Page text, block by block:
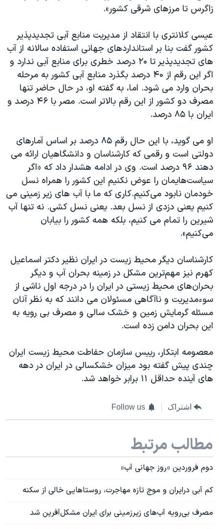
زاگرس تا مرزهای شرقی کشور».
عیسی کلانتری با انتقاد از مدیریت منابع آبی تجدیدپذیر
کشور گفت بنا بر استانداردهای جهانی استفاده سالانه از آب
های تجدیدپذیر تا ۲۰ درصد خطری برای منابع آبی ندارد و
اگر این رقم از ۴۰ درصد بگذرد منابع آبی کشور به مرحله
بحران وارد می شود. اما، به گفته او، در حال حاضر تنها
مصرف دو کشور از این رقم بالاتر است. مصر با ۴۶ درصد و
ایران با ۸۵ درصد.
او می گوید، با این حال رقم ۸۵ درصد بر اساس آمارهای
دولتی است و رقمی که کارشناسان و دانشگاهیان ارائه می
دهند ۹۶ درصد است. وی در ادامه هشدار داد که «اگر
سیاست‌هایمان را عوض نکنیم این کشور را همراه نسل
خودمان نابود می‌كنيم.کاری که ما با آب های زیر زمینی می
کنیم یعنی دزدی از نسل بعد. یعنی نسل کشی. نه تنها آب
شیرین را تمام می کنیم، بلكه همه کشور را بیابان
می‌کنیم».
کارشناسان دیگر محیط زیست در ایران نظیر دکتر اسماعیل
کهرم نیز مهم‌ترین مشکل در زمینه بحران آب و دیگر
بحران‌های محیط زیستی در ایران را در درجه اول ناشی از
سوءمدیریت و ناآگاهی مسئولان می دانند که به نظر آنان
مسئله گرمایش زمین و خشک سالی و مصرف بی رویه به
این بحران دامن زده است.
معصومه ابتکار، رییس سازمان حفاطت محیط زیست ایران
چندی پیش گفته بود میزان خشکسالی در ایران در دهه
های آینده حداقل ۱۱ برابر خواهد شد.
اشتراک Follow us
مطالب مرتبط
دوم فروردین «روز جهانی آب»
کم آبی درایران و موج تازه مهاجرت، روستاهایی خالی از سکنه
مصرف بی‌رویه آب‌های زیرزمینی برای ایران مشکل‌آفرین شد